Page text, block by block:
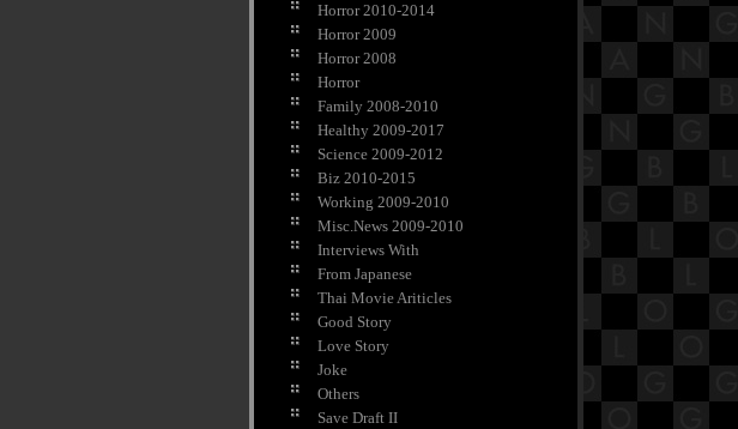
Horror 2010-2014
Horror 2009
Horror 2008
Horror
Family 2008-2010
Healthy 2009-2017
Science 2009-2012
Biz 2010-2015
Working 2009-2010
Misc.News 2009-2010
Interviews With
From Japanese
Thai Movie Ariticles
Good Story
Love Story
Joke
Others
Save Draft II